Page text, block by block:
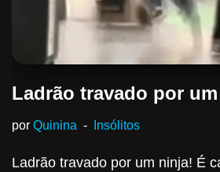
Ladrão travado por
por Quinina Insólitos
Ladrão travado por um ninja! É